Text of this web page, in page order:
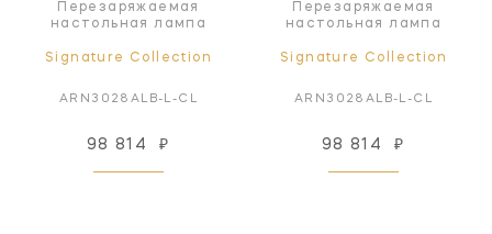
Перезаряжаемая
настольная лампа
Signature Collection
ARN3028ALB-L-CL
98 814 ₽
Перезаряжаемая
настольная лампа
Signature Collection
ARN3028ALB-L-CL
98 814 ₽